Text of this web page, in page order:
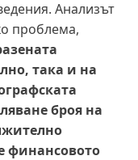
Анализът
проблема,
така и на
броя на
финансовото